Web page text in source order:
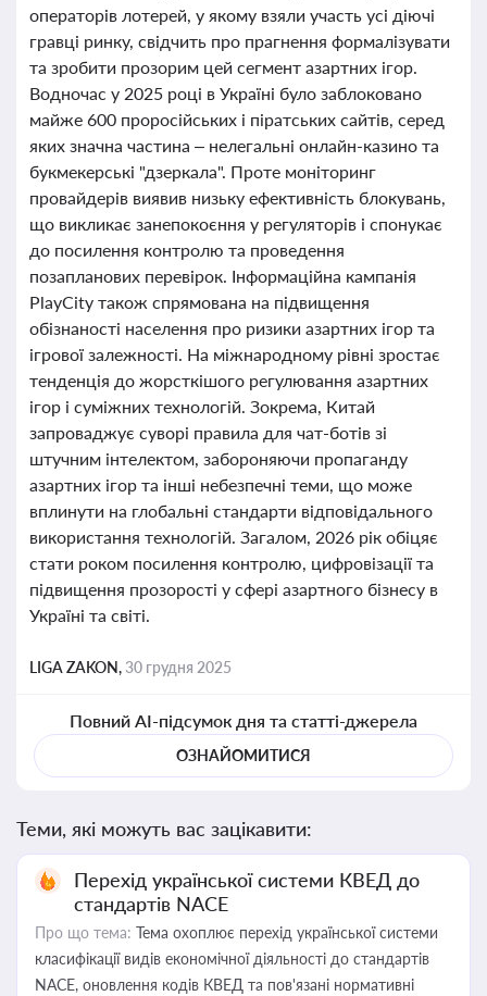
операторів лотерей, у якому взяли участь усі діючі
гравці ринку, свідчить про прагнення формалізувати
та зробити прозорим цей сегмент азартних ігор.
Водночас у 2025 році в Україні було заблоковано
майже 600 проросійських і піратських сайтів, серед
яких значна частина – нелегальні онлайн-казино та
букмекерські "дзеркала". Проте моніторинг
провайдерів виявив низьку ефективність блокувань,
що викликає занепокоєння у регуляторів і спонукає
до посилення контролю та проведення
позапланових перевірок. Інформаційна кампанія
PlayCity також спрямована на підвищення
обізнаності населення про ризики азартних ігор та
ігрової залежності. На міжнародному рівні зростає
тенденція до жорсткішого регулювання азартних
ігор і суміжних технологій. Зокрема, Китай
запроваджує суворі правила для чат-ботів зі
штучним інтелектом, забороняючи пропаганду
азартних ігор та інші небезпечні теми, що може
вплинути на глобальні стандарти відповідального
використання технологій. Загалом, 2026 рік обіцяє
стати роком посилення контролю, цифровізації та
підвищення прозорості у сфері азартного бізнесу в
Україні та світі.
LIGA ZAKON,30 грудня 2025
Повний AI-підсумок дня та статті-джерела
ОЗНАЙОМИТИСЯ
Теми, які можуть вас зацікавити:
Перехід української системи КВЕД до
стандартів NACE
Про що тема: Тема охоплює перехід української системи
класифікації видів економічної діяльності до стандартів
NACE, оновлення кодів КВЕД та пов'язані нормативні